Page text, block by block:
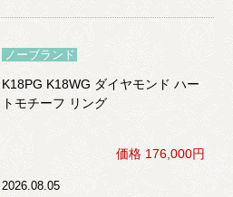
ノーブランド
K18PG K18WG ダイヤモンド ハー
トモチーフ リング
価格 176,000円
2026.08.05